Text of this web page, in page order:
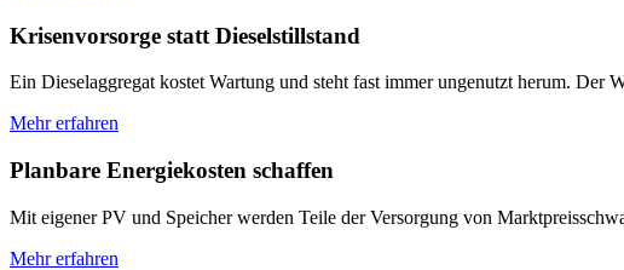
Krisenvorsorge statt Dieselstillstand
Ein Dieselaggregat kostet Wartung und steht fast immer ungenutzt herum.
Mehr erfahren
Planbare Energiekosten schaffen
Mit eigener PV und Speicher werden Teile der Versorgung von
Mehr erfahren